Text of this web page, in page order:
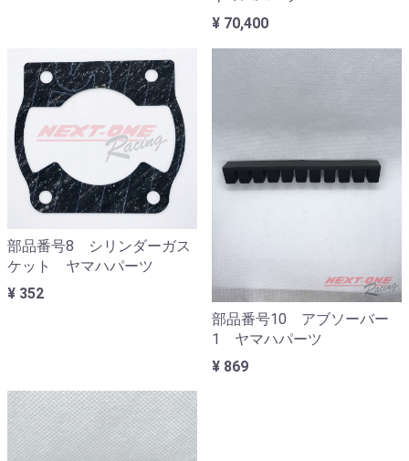
¥ 70,400
部品番号8 シリンダーガス
ケット ヤマハパーツ
¥ 352
部品番号10 アブソーバー
1 ヤマハパーツ
¥ 869